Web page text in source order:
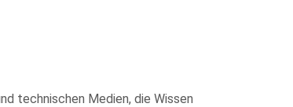
technischen Medien, die Wissen